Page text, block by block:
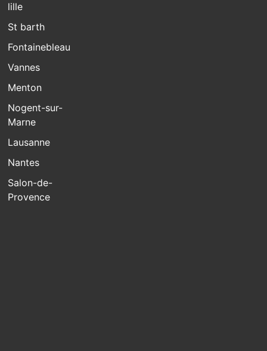
lille
St barth
Fontainebleau
Vannes
Menton
Nogent-sur-
Marne
Lausanne
Nantes
Salon-de-
Provence